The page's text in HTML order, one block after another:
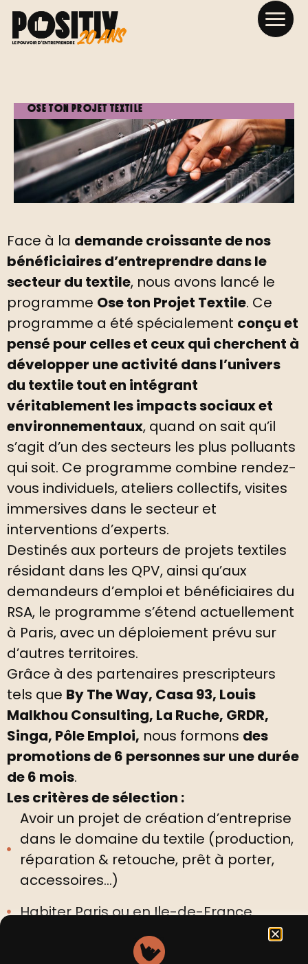
Ose Ton Projet Textile
Face à la demande croissante de nos
bénéficiaires d’entreprendre dans le
secteur du textile, nous avons lancé le
programme Ose ton Projet Textile. Ce
programme a été spécialement conçu et
pensé pour celles et ceux qui cherchent à
développer une activité dans l’univers
du textile tout en intégrant
véritablement les impacts sociaux et
environnementaux, quand on sait qu’il
s’agit d’un des secteurs les plus polluants
qui soit. Ce programme combine rendez-
vous individuels, ateliers collectifs, visites
immersives dans le secteur et
interventions d’experts.
Destinés aux porteurs de projets textiles
résidant dans les QPV, ainsi qu’aux
demandeurs d’emploi et bénéficiaires du
RSA, le programme s’étend actuellement
à Paris, avec un déploiement prévu sur
d’autres territoires.
Grâce à des partenaires prescripteurs
tels que By The Way, Casa 93, Louis
Malkhou Consulting, La Ruche, GRDR,
Singa, Pôle Emploi, nous formons des
promotions de 6 personnes sur une durée
de 6 mois.
Les critères de sélection :
Avoir un projet de création d’entreprise
dans le domaine du textile (production,
réparation & retouche, prêt à porter,
accessoires…)
Habiter Paris ou en Ile-de-France.
Ne pas être en activité professionnelle.